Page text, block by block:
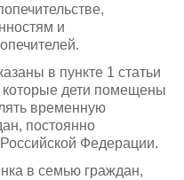
и
в пункте 1 статьи
которые дети помещены
временную
постоянно
Федерации.
в семью граждан,